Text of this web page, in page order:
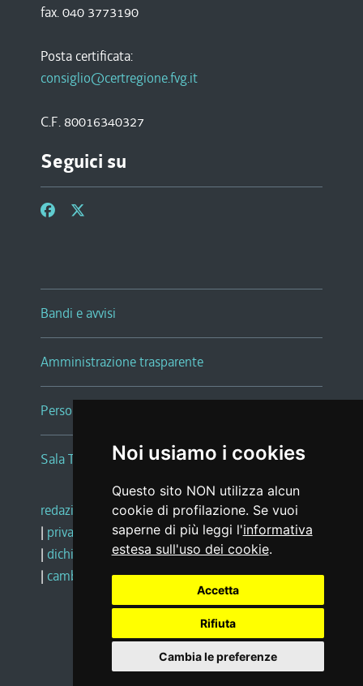
Noi usiamo i cookies
Questo sito NON utilizza alcun
cookie di profilazione. Se vuoi
saperne di più leggi l'informativa
estesa sull'uso dei cookie.
Accetta
Rifiuta
Cambia le preferenze
fax. 040 3773190
Posta certificata:
consiglio@certregione.fvg.it
C.F. 80016340327
Seguici su
Bandi e avvisi
Amministrazione trasparente
Persone e Uffici
Sala Tiziano Tessitori
redazione web |note legali |glossario
| privacy
social media policy
| dichiarazione di accessibilità |feedback
| cambio preferenze cookie
Realizzato da